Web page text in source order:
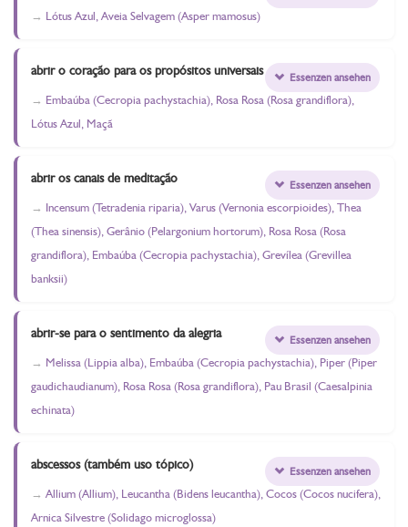
Lótus Azul, Aveia Selvagem (Asper mamosus)
abrir o coração para os propósitos universais
Embaúba (Cecropia pachystachia), Rosa Rosa (Rosa grandiflora),
Lótus Azul, Maçã
Essenzen ansehen
abrir os canais de meditação
Incensum (Tetradenia riparia), Varus (Vernonia escorpioides), Thea
(Thea sinensis), Gerânio (Pelargonium hortorum), Rosa Rosa (Rosa
grandiflora), Embaúba (Cecropia pachystachia), Grevílea (Grevillea
banksii)
Essenzen ansehen
abrir-se para o sentimento da alegria
Melissa (Lippia alba), Embaúba (Cecropia pachystachia), Piper (Piper
gaudichaudianum), Rosa Rosa (Rosa grandiflora), Pau Brasil (Caesalpinia
echinata)
Essenzen ansehen
abscessos (também uso tópico)
Allium (Allium), Leucantha (Bidens leucantha), Cocos (Cocos nucifera),
Arnica Silvestre (Solidago microglossa)
Essenzen ansehen